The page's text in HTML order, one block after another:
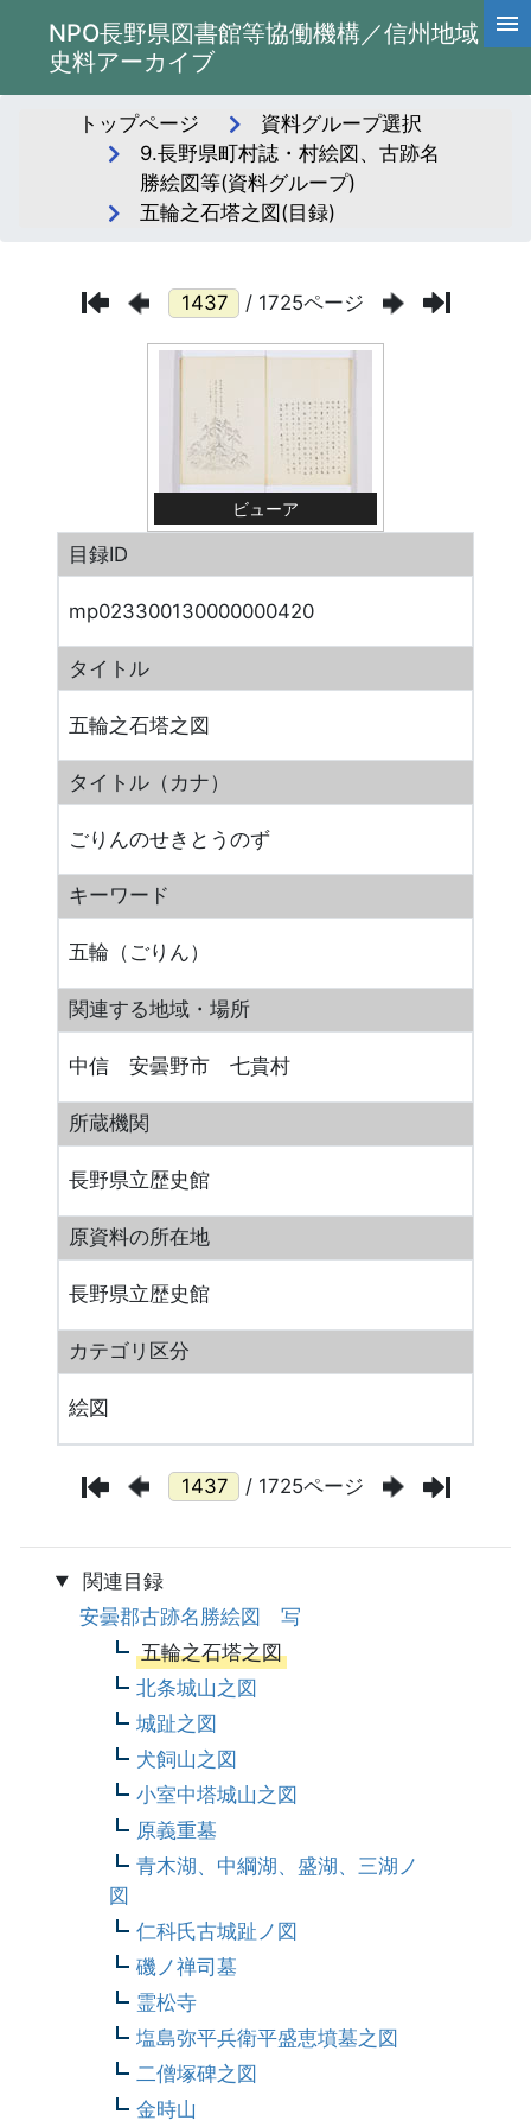
NPO長野県図書館等協働機構／信州地域
史料アーカイブ
トップページ
資料グループ選択
9.長野県町村誌・村絵図、古跡名
勝絵図等(資料グループ)
五輪之石塔之図(目録)
/ 1725ページ
ビューア
目録ID
mp023300130000000420
タイトル
五輪之石塔之図
タイトル（カナ）
ごりんのせきとうのず
キーワード
五輪（ごりん）
関連する地域・場所
中信 安曇野市 七貴村
所蔵機関
長野県立歴史館
原資料の所在地
長野県立歴史館
カテゴリ区分
絵図
/ 1725ページ
関連目録
安曇郡古跡名勝絵図 写
五輪之石塔之図
北条城山之図
城趾之図
犬飼山之図
小室中塔城山之図
原義重墓
青木湖、中綱湖、盛湖、三湖ノ
図
仁科氏古城趾ノ図
磯ノ禅司墓
霊松寺
塩島弥平兵衛平盛恵墳墓之図
二僧塚碑之図
金時山